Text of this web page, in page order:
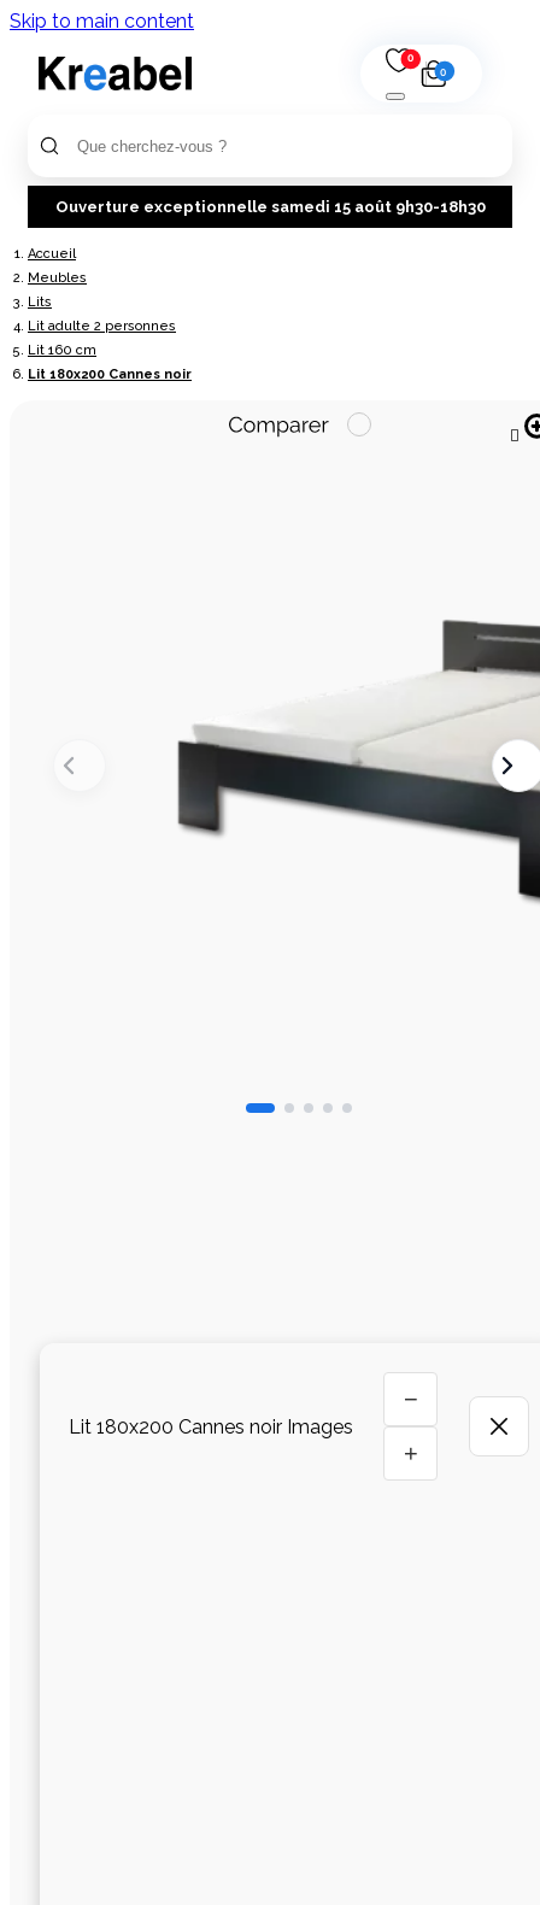
Skip to main content
0
0
Ouverture exceptionnelle samedi 15 août 9h30-18h30
Accueil
Meubles
Lits
Lit adulte 2 personnes
Lit 160 cm
Lit 180x200 Cannes noir

Lit 180x200 Cannes noir Images
−
+